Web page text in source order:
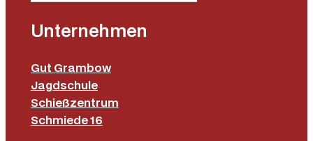
Unternehmen
Gut Grambow
Jagdschule
Schießzentrum
Schmiede 16